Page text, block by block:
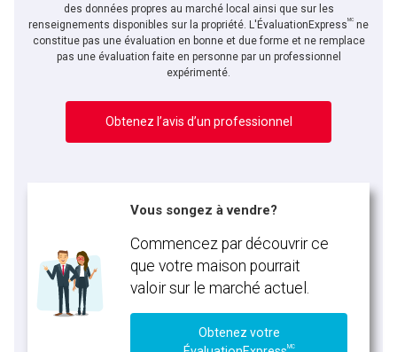
des données propres au marché local ainsi que sur les
renseignements disponibles sur la propriété. L'ÉvaluationExpressMC ne
constitue pas une évaluation en bonne et due forme et ne remplace
pas une évaluation faite en personne par un professionnel
expérimenté.
Obtenez l’avis d’un professionnel
Vous songez à vendre?
Commencez par découvrir ce
que votre maison pourrait
valoir sur le marché actuel.
Obtenez votre
MC